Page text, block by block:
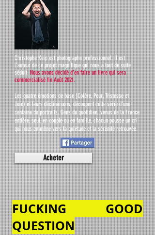
Christophe Keip est photographe professionnel. il est
l'auteur de ce projetmagnifiquequi nous a tout de suite
séduit.Nous avons décidé d'en faire un livre qui sera
commercialisé fin Août 2021.
Les quatre émotions de base (Colère, Peur, Tristesse et
Joie) et leurs déclinaisons, découpent cette série d’une
centaine de portraits. Gens du quotidien, venus de la France
entière, ­­­­­seul, en couple ou en famille, chacun pousse un cri
qui nous emmène vers la quiétude et la sérénité retrouvée.
Acheter
FUCKING GOOD
QUESTION